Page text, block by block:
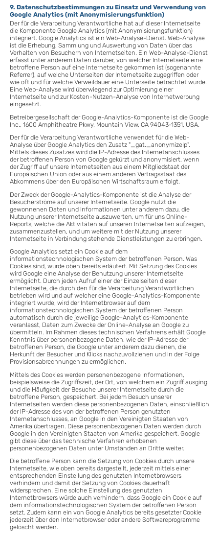
9. Datenschutzbestimmungen zu Einsatz und Verwendung von
Google Analytics (mit Anonymisierungsfunktion)
Der für die Verarbeitung Verantwortliche hat auf dieser Internetseite
die Komponente Google Analytics (mit Anonymisierungsfunktion)
integriert. Google Analytics ist ein Web-Analyse-Dienst. Web-Analyse
ist die Erhebung, Sammlung und Auswertung von Daten über das
Verhalten von Besuchern von Internetseiten. Ein Web-Analyse-Dienst
erfasst unter anderem Daten darüber, von welcher Internetseite eine
betroffene Person auf eine Internetseite gekommen ist (sogenannte
Referrer), auf welche Unterseiten der Internetseite zugegriffen oder
wie oft und für welche Verweildauer eine Unterseite betrachtet wurde.
Eine Web-Analyse wird überwiegend zur Optimierung einer
Internetseite und zur Kosten-Nutzen-Analyse von Internetwerbung
eingesetzt.
Betreibergesellschaft der Google-Analytics-Komponente ist die Google
Inc., 1600 Amphitheatre Pkwy, Mountain View, CA 94043-1351, USA.
Der für die Verarbeitung Verantwortliche verwendet für die Web-
Analyse über Google Analytics den Zusatz "_gat._anonymizeIp".
Mittels dieses Zusatzes wird die IP-Adresse des Internetanschlusses
der betroffenen Person von Google gekürzt und anonymisiert, wenn
der Zugriff auf unsere Internetseiten aus einem Mitgliedstaat der
Europäischen Union oder aus einem anderen Vertragsstaat des
Abkommens über den Europäischen Wirtschaftsraum erfolgt.
Der Zweck der Google-Analytics-Komponente ist die Analyse der
Besucherströme auf unserer Internetseite. Google nutzt die
gewonnenen Daten und Informationen unter anderem dazu, die
Nutzung unserer Internetseite auszuwerten, um für uns Online-
Reports, welche die Aktivitäten auf unseren Internetseiten aufzeigen,
zusammenzustellen, und um weitere mit der Nutzung unserer
Internetseite in Verbindung stehende Dienstleistungen zu erbringen.
Google Analytics setzt ein Cookie auf dem
informationstechnologischen System der betroffenen Person. Was
Cookies sind, wurde oben bereits erläutert. Mit Setzung des Cookies
wird Google eine Analyse der Benutzung unserer Internetseite
ermöglicht. Durch jeden Aufruf einer der Einzelseiten dieser
Internetseite, die durch den für die Verarbeitung Verantwortlichen
betrieben wird und auf welcher eine Google-Analytics-Komponente
integriert wurde, wird der Internetbrowser auf dem
informationstechnologischen System der betroffenen Person
automatisch durch die jeweilige Google-Analytics-Komponente
veranlasst, Daten zum Zwecke der Online-Analyse an Google zu
übermitteln. Im Rahmen dieses technischen Verfahrens erhält Google
Kenntnis über personenbezogene Daten, wie der IP-Adresse der
betroffenen Person, die Google unter anderem dazu dienen, die
Herkunft der Besucher und Klicks nachzuvollziehen und in der Folge
Provisionsabrechnungen zu ermöglichen.
Mittels des Cookies werden personenbezogene Informationen,
beispielsweise die Zugriffszeit, der Ort, von welchem ein Zugriff ausging
und die Häufigkeit der Besuche unserer Internetseite durch die
betroffene Person, gespeichert. Bei jedem Besuch unserer
Internetseiten werden diese personenbezogenen Daten, einschließlich
der IP-Adresse des von der betroffenen Person genutzten
Internetanschlusses, an Google in den Vereinigten Staaten von
Amerika übertragen. Diese personenbezogenen Daten werden durch
Google in den Vereinigten Staaten von Amerika gespeichert. Google
gibt diese über das technische Verfahren erhobenen
personenbezogenen Daten unter Umständen an Dritte weiter.
Die betroffene Person kann die Setzung von Cookies durch unsere
Internetseite, wie oben bereits dargestellt, jederzeit mittels einer
entsprechenden Einstellung des genutzten Internetbrowsers
verhindern und damit der Setzung von Cookies dauerhaft
widersprechen. Eine solche Einstellung des genutzten
Internetbrowsers würde auch verhindern, dass Google ein Cookie auf
dem informationstechnologischen System der betroffenen Person
setzt. Zudem kann ein von Google Analytics bereits gesetzter Cookie
jederzeit über den Internetbrowser oder andere Softwareprogramme
gelöscht werden.